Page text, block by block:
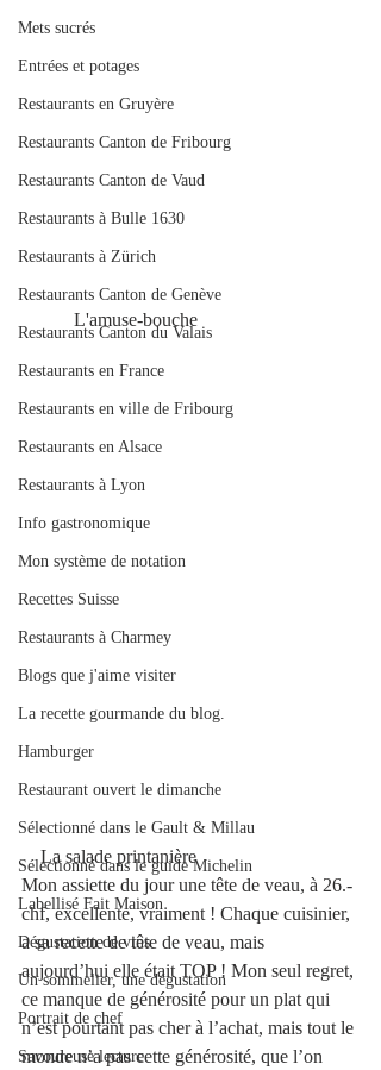
Mets sucrés
Entrées et potages
Restaurants en Gruyère
Restaurants Canton de Fribourg
Restaurants Canton de Vaud
Restaurants à Bulle 1630
Restaurants à Zürich
Restaurants Canton de Genève
Restaurants Canton du Valais
Restaurants en France
Restaurants en ville de Fribourg
Restaurants en Alsace
Restaurants à Lyon
Info gastronomique
Mon système de notation
Recettes Suisse
Restaurants à Charmey
Blogs que j'aime visiter
La recette gourmande du blog.
Hamburger
Restaurant ouvert le dimanche
Sélectionné dans le Gault & Millau
Sélectionné dans le guide Michelin
Labellisé Fait Maison
Dégustation de vins
Un sommelier, une dégustation
Portrait de chef
Savoureuse lecture
           L'amuse-bouche
    La salade printanière
Mon assiette du jour une tête de veau, à 26.-
chf, excellente, vraiment ! Chaque cuisinier,
a sa recette de tête de veau, mais
aujourd’hui elle était TOP ! Mon seul regret,
ce manque de générosité pour un plat qui
n’est pourtant pas cher à l’achat, mais tout le
monde n’a pas cette générosité, que l’on